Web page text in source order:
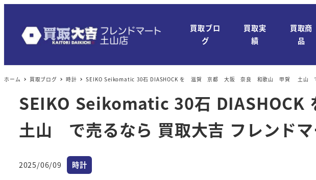
ン
テ
買取ブロ
グ
買取実
績
買取商
品
ホーム 買取ブログ 時計 SEIKO Seikomatic 30石 DIASHOCK を 滋賀 京都 大阪 奈良 和歌山 甲賀 土山 で
SEIKO Seikomatic 30石
土山 で売るなら 買取大吉 フレンド
投稿日
2025/06/09 カテゴリー
時計